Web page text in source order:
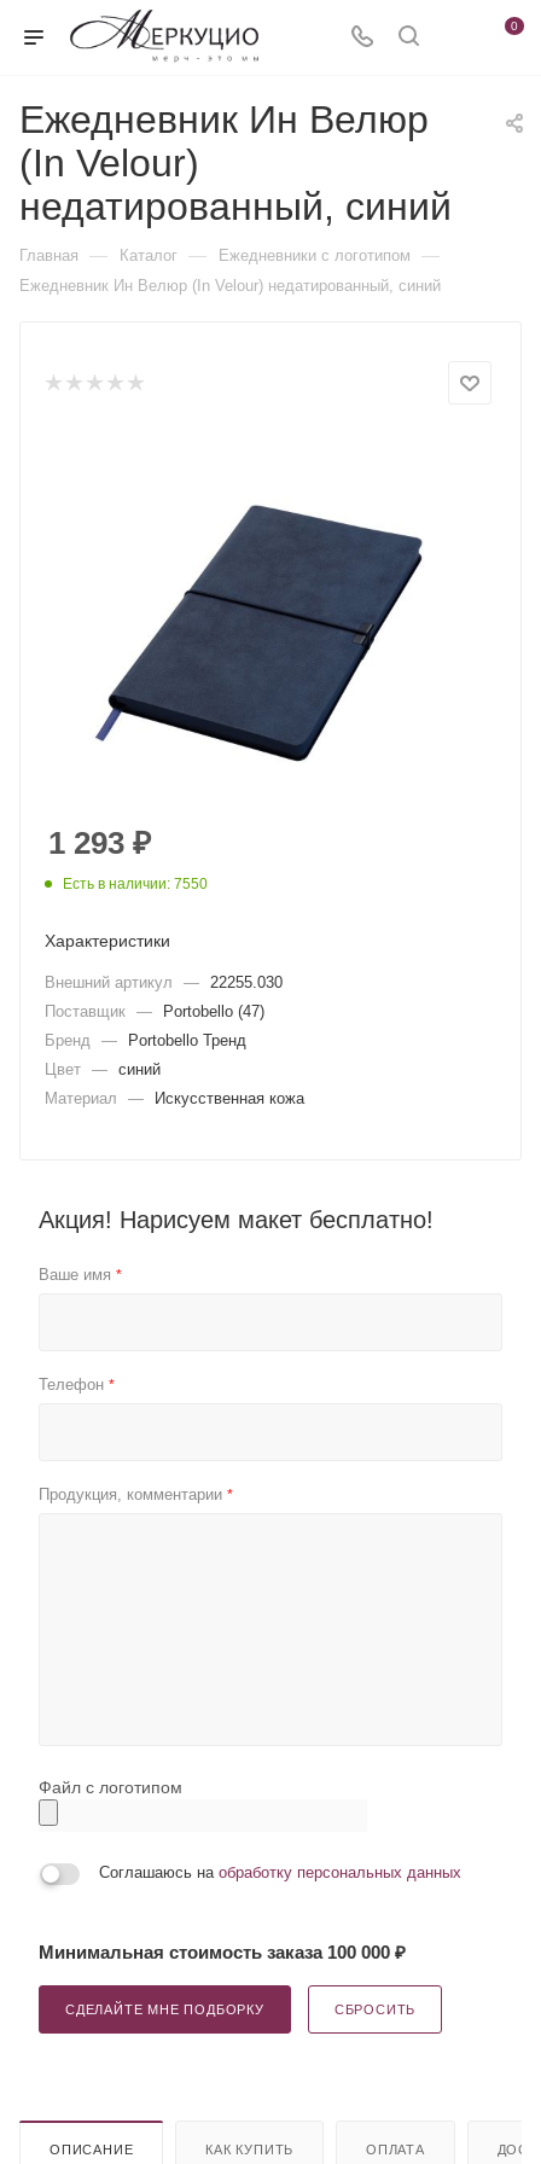
0
Ежедневник Ин Велюр
(In Velour)
недатированный, синий
Главная — Каталог — Ежедневники c логотипом —
Ежедневник Ин Велюр (In Velour) недатированный, синий
1 293 ₽
Есть в наличии: 7550
Характеристики
Внешний артикул —
22255.030
Поставщик —
Portobello (47)
Бренд
—
Portobello Тренд
Цвет — синий
Материал
— Искусственная кожа
Акция! Нарисуем макет бесплатно!
Ваше имя *
Телефон *
Продукция, комментарии *
Файл с логотипом
Соглашаюсь на обработку персональных данных
Минимальная стоимость заказа 100 000 ₽
СДЕЛАЙТЕ МНЕ ПОДБОРКУ СБРОСИТЬ
ОПИСАНИЕ КАК КУПИТЬ ОПЛАТА